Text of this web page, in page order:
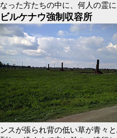
なった方たちの中に、何人の霊
ビルケナウ強制収容所
ンスが張られ背の低い草が青々